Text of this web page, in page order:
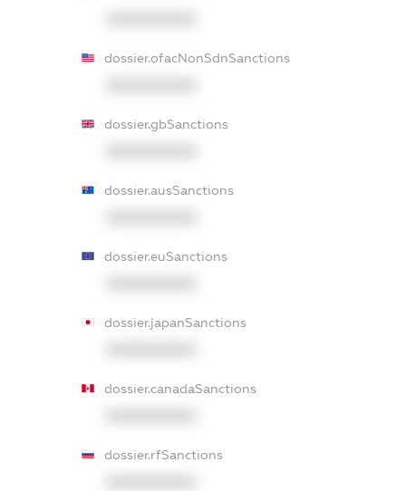
dossier.ofacNonSdnSanctions
dossier.gbSanctions
dossier.ausSanctions
dossier.euSanctions
dossier.japanSanctions
dossier.canadaSanctions
dossier.rfSanctions